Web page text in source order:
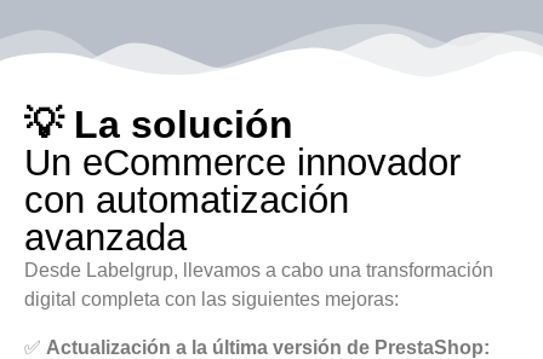
💡 La solución
Un eCommerce innovador
con automatización
avanzada
Desde Labelgrup, llevamos a cabo una transformación
digital completa con las siguientes mejoras:
✅ Actualización a la última versión de PrestaShop: